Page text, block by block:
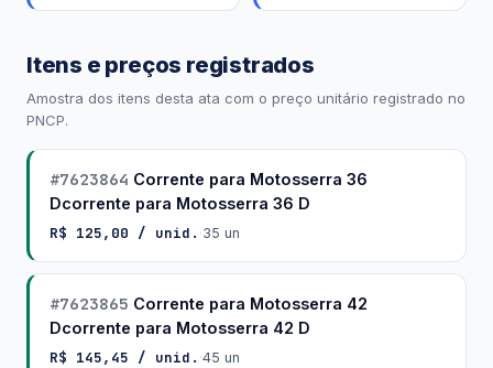
Itens e preços registrados
Amostra dos itens desta ata com o preço unitário registrado no
PNCP.
#7623864 Corrente para Motosserra 36
Dcorrente para Motosserra 36 D
R$ 125,00 / unid. ·35 un
#7623865 Corrente para Motosserra 42
Dcorrente para Motosserra 42 D
R$ 145,45 / unid. ·45 un